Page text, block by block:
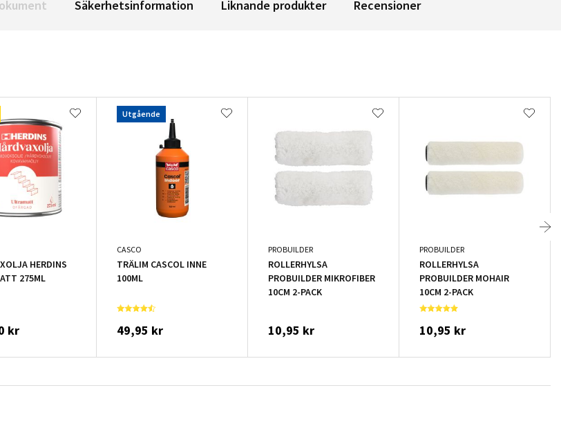
Säkerhetsinformation Liknande produkter Recensioner
HERDINS
275ML
kr
Utgående
CASCO
TRÄLIM CASCOL INNE
100ML
49,95 kr
PROBUILDER
ROLLERHYLSA
PROBUILDER MIKROFIBER
10CM 2-PACK
10,95 kr
PROBUILDER
ROLLERHYLSA
PROBUILDER MOHAIR
10CM 2-PACK
10,95 kr